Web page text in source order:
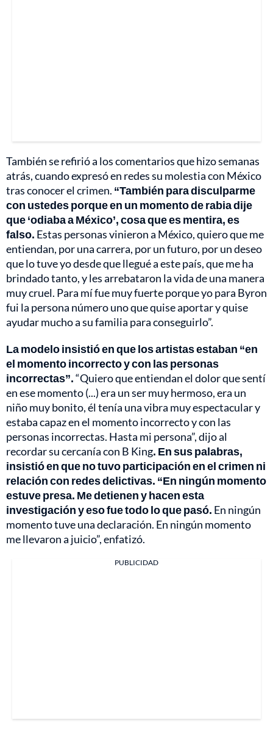
También se refirió a los comentarios que hizo semanas
atrás, cuando expresó en redes su molestia con México
tras conocer el crimen. “También para disculparme
con ustedes porque en un momento de rabia dije
que ‘odiaba a México’, cosa que es mentira, es
falso. Estas personas vinieron a México, quiero que me
entiendan, por una carrera, por un futuro, por un deseo
que lo tuve yo desde que llegué a este país, que me ha
brindado tanto, y les arrebataron la vida de una manera
muy cruel. Para mí fue muy fuerte porque yo para Byron
fui la persona número uno que quise aportar y quise
ayudar mucho a su familia para conseguirlo”.
La modelo insistió en que los artistas estaban “en
el momento incorrecto y con las personas
incorrectas”.“Quiero que entiendan el dolor que sentí
en ese momento (...) era un ser muy hermoso, era un
niño muy bonito, él tenía una vibra muy espectacular y
estaba capaz en el momento incorrecto y con las
personas incorrectas. Hasta mi persona”, dijo al
recordar su cercanía con B King. En sus palabras,
insistió en que no tuvo participación en el crimen ni
relación con redes delictivas. “En ningún momento
estuve presa. Me detienen y hacen esta
investigación y eso fue todo lo que pasó. En ningún
momento tuve una declaración. En ningún momento
me llevaron a juicio”, enfatizó.
PUBLICIDAD